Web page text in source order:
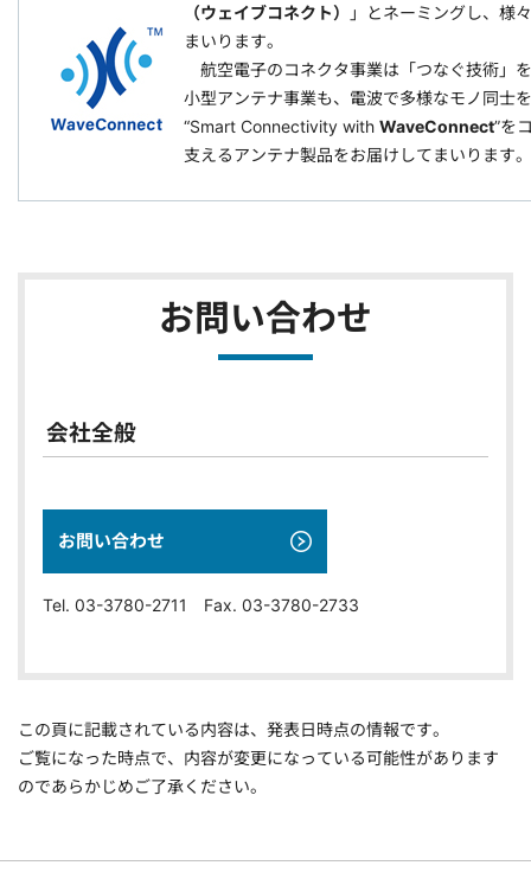
（ウェイブコネクト）
」とネーミングし、様
まいります。
航空電子のコネクタ事業は「つなぐ技術」
小型アンテナ事業も、電波で多様なモノ同士
“Smart Connectivity with WaveConnect”を
支えるアンテナ製品をお届けしてまいります。
お問い合わせ
会社全般
お問い合わせ
Tel. 03-3780-2711 Fax. 03-3780-2733
この頁に記載されている内容は、発表日時点の情報です。
ご覧になった時点で、内容が変更になっている可能性があります
のであらかじめご了承ください。